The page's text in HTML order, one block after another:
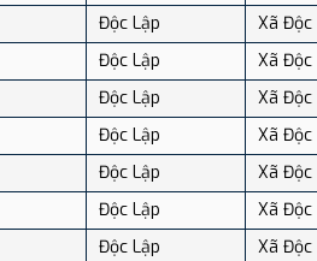
Độc Lập
Xã Độc
Độc Lập
Xã Độc
Độc Lập
Xã Độc
Độc Lập
Xã Độc
Độc Lập
Xã Độc
Độc Lập
Xã Độc
Độc Lập
Xã Độc